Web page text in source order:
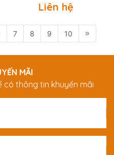
Liên hệ
7 8 9 10
MÃI
có thông tin khuyến mãi